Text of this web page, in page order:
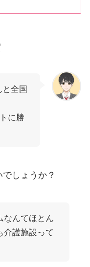
全国
に勝
しょうか？
なんてほとん
介護施設って